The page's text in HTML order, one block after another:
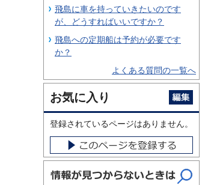
飛島に車を持っていきたいのです
が、どうすればいいですか？
飛島への定期船は予約が必要です
か？
よくある質問の一覧へ
お気に入り
登録されているページはありません。